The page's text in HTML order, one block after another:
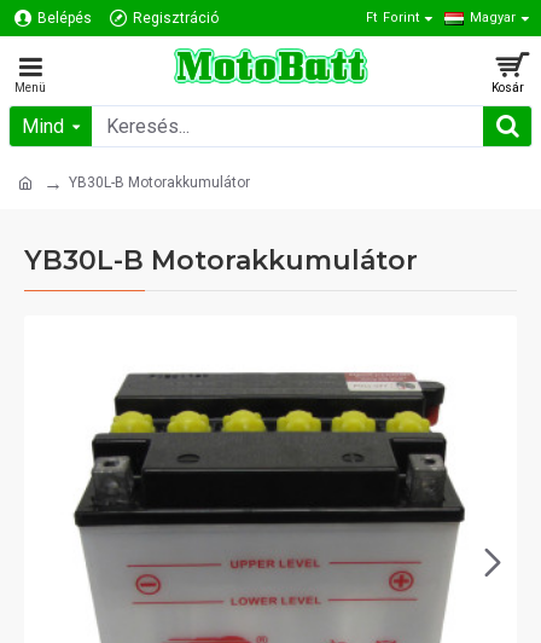
Belépés Regisztráció Ft Forint Magyar
Mind
YB30L-B Motorakkumulátor
YB30L-B Motorakkumulátor